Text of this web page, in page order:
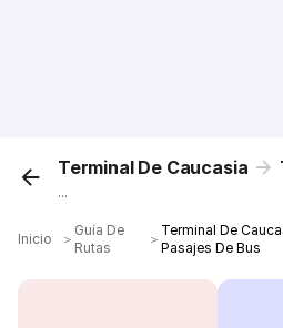
Terminal De Caucasia
...
Inicio ＞
Guía De
Rutas
＞
Terminal De
Pasajes De Bus